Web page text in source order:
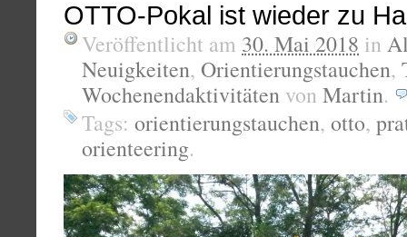
OTTO-Pokal ist wieder zu
Veröffentlicht am 30. Mai 2018 in
Neuigkeiten, Orientierungstauchen,
Wochenendaktivitäten von Martin.
Tags: orientierungstauchen, otto,
orienteering.